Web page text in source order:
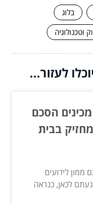
בלוג
וטכנולוגיה
לעזור...
הסכם
בבית
ממון לידועים
לכאן, כנראה